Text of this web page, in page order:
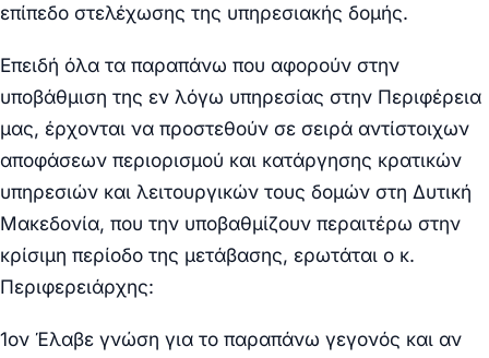
επίπεδο στελέχωσης της υπηρεσιακής δομής.
Επειδή όλα τα παραπάνω που αφορούν στην
υποβάθμιση της εν λόγω υπηρεσίας στην Περιφέρεια
μας, έρχονται να προστεθούν σε σειρά αντίστοιχων
αποφάσεων περιορισμού και κατάργησης κρατικών
υπηρεσιών και λειτουργικών τους δομών στη Δυτική
Μακεδονία, που την υποβαθμίζουν περαιτέρω στην
κρίσιμη περίοδο της μετάβασης, ερωτάται ο κ.
Περιφερειάρχης:
1ον Έλαβε γνώση για το παραπάνω γεγονός και αν